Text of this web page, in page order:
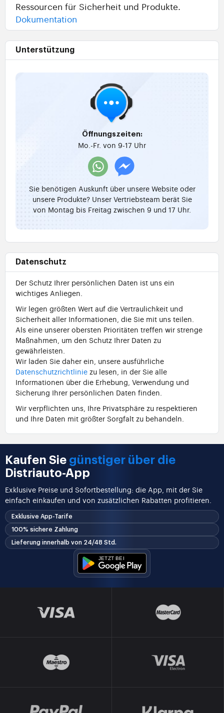
Ressourcen für Sicherheit und Produkte.
Dokumentation
Unterstützung
Öffnungszeiten:
Mo.-Fr. von 9-17 Uhr
Sie benötigen Auskunft über unsere Website oder
unsere Produkte? Unser Vertriebsteam berät Sie
von Montag bis Freitag zwischen 9 und 17 Uhr.
Datenschutz
Der Schutz Ihrer persönlichen Daten ist uns ein
wichtiges Anliegen.
Wir legen größten Wert auf die Vertraulichkeit und
Sicherheit aller Informationen, die Sie mit uns teilen.
Als eine unserer obersten Prioritäten treffen wir strenge
Maßnahmen, um den Schutz Ihrer Daten zu
gewährleisten.
Wir laden Sie daher ein, unsere ausführliche
Datenschutzrichtlinie zu lesen, in der Sie alle
Informationen über die Erhebung, Verwendung und
Sicherung Ihrer persönlichen Daten finden.
Wir verpflichten uns, Ihre Privatsphäre zu respektieren
und Ihre Daten mit größter Sorgfalt zu behandeln.
Kaufen Sie günstiger über die
Distriauto-App
Exklusive Preise und Sofortbestellung: die App, mit der Sie
einfach einkaufen und von zusätzlichen Rabatten profitieren.
Exklusive App-Tarife
100% sichere Zahlung
Lieferung innerhalb von 24/48 Std.